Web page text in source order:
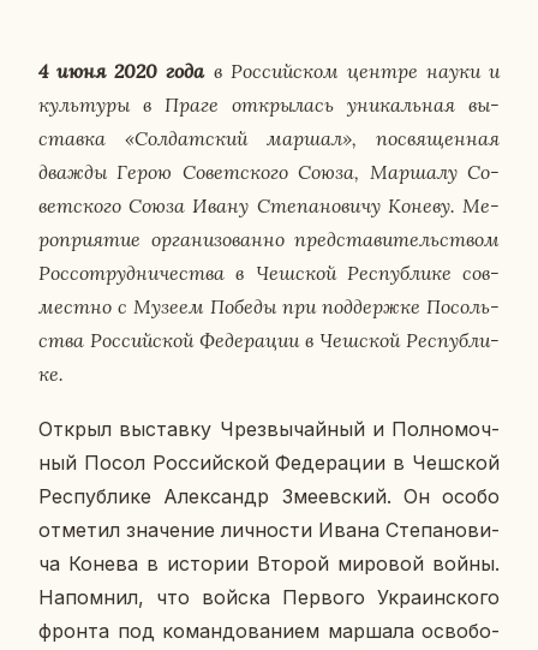
4 июня 2020 года в Рос­сий­ском центре науки и
куль­ту­ры в Праге от­кры­лась уни­каль­ная вы­
став­ка «Сол­дат­ский маршал», по­свя­щен­ная
дважды Герою Со­вет­ско­го Союза, Мар­ша­лу Со­
вет­ско­го Союза Ивану Сте­па­но­ви­чу Коневу. Ме­
ро­при­я­тие ор­га­ни­зо­ван­но пред­ста­ви­тель­ством
Рос­со­труд­ни­че­ства в Чеш­ской Рес­пуб­ли­ке сов­
мест­но с Музеем Победы при под­держ­ке По­соль­
ства Рос­сий­ской Фе­де­ра­ции в Чеш­ской Рес­пуб­ли­
ке.
Открыл вы­став­ку Чрез­вы­чай­ный и Пол­но­моч­
ный Посол Рос­сий­ской Фе­де­ра­ции в Чеш­ской
Рес­пуб­ли­ке Алек­сандр Зме­ев­ский. Он особо
от­ме­тил зна­че­ние лич­но­сти Ивана Сте­па­но­ви­
ча Конева в ис­то­рии Второй ми­ро­вой войны.
На­пом­нил, что войска Пер­во­го Укра­ин­ско­го
фронта под ко­ман­до­ва­ни­ем мар­ша­ла осво­бо­